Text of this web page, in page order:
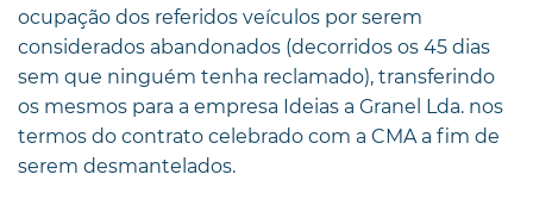
ocupação dos referidos veículos por serem
considerados abandonados (decorridos os 45 dias
sem que ninguém tenha reclamado), transferindo
os mesmos para a empresa Ideias a Granel Lda. nos
termos do contrato celebrado com a CMA a fim de
serem desmantelados.